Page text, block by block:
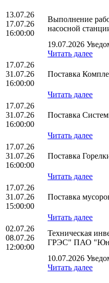
13.07.26
17.07.26
16:00:00
Выполнение
насосной
19.07.2026
Читать далее
17.07.26
31.07.26
16:00:00
Поставка
Читать далее
17.07.26
31.07.26
16:00:00
Поставка
Читать далее
17.07.26
31.07.26
16:00:00
Поставка
Читать далее
17.07.26
31.07.26
15:00:00
Поставка
Читать далее
02.07.26
08.07.26
12:00:00
Техническая
ГРЭС" ПАО
10.07.2026
Читать далее